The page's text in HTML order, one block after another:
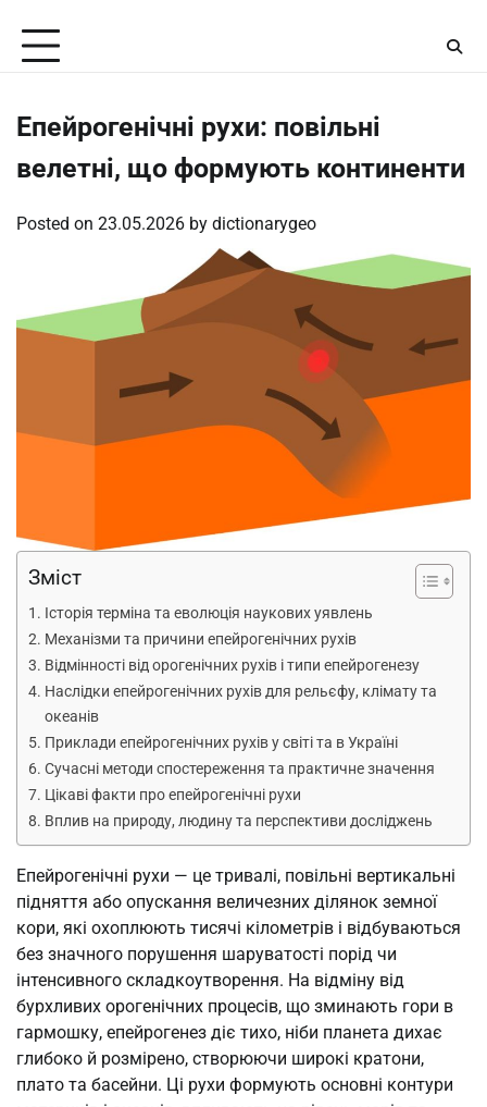
content
Епейрогенічні рухи: повільні
велетні, що формують континенти
Posted on 23.05.2026 by dictionarygeo
Зміст
Історія терміна та еволюція наукових уявлень
Механізми та причини епейрогенічних рухів
Відмінності від орогенічних рухів і типи епейрогенезу
Наслідки епейрогенічних рухів для рельєфу, клімату та
океанів
Приклади епейрогенічних рухів у світі та в Україні
Сучасні методи спостереження та практичне значення
Цікаві факти про епейрогенічні рухи
Вплив на природу, людину та перспективи досліджень
Епейрогенічні рухи — це тривалі, повільні вертикальні
підняття або опускання величезних ділянок земної
кори, які охоплюють тисячі кілометрів і відбуваються
без значного порушення шаруватості порід чи
інтенсивного складкоутворення. На відміну від
бурхливих орогенічних процесів, що зминають гори в
гармошку, епейрогенез діє тихо, ніби планета дихає
глибоко й розмірено, створюючи широкі кратони,
плато та басейни. Ці рухи формують основні контури